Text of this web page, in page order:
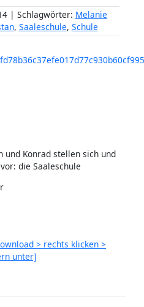
| Schlagwörter: Melanie
, Saaleschule, Schule
und Konrad stellen sich und
die Saaleschule
> rechts klicken >
unter]